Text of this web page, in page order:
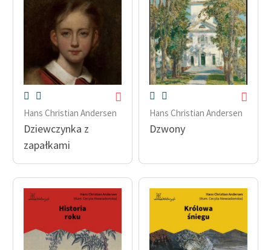
Hans Christian Andersen
Dziewczynka z
zapałkami
Hans Christian Andersen
Dzwony